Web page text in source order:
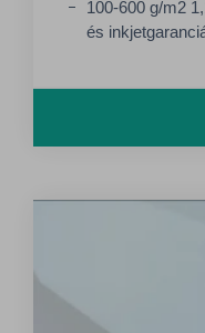
100-600 g/m2
és